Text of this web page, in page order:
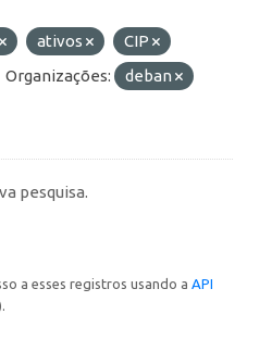
ativos
CIP
Organizações: deban
pesquisa.
a esses registros usando a API